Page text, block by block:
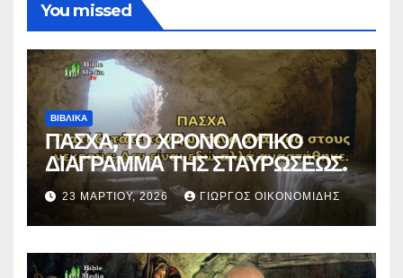
You missed
ΒΙΒΛΙΚΑ
ΠΑΣΧΑ, ΤΟ ΧΡΟΝΟΛΟΓΙΚΟ
ΔΙΑΓΡΑΜΜΑ ΤΗΣ ΣΤΑΥΡΩΣΕΩΣ.
23 ΜΑΡΤΊΟΥ, 2026 ΓΙΏΡΓΟΣ ΟΙΚΟΝΟΜΊΔΗΣ